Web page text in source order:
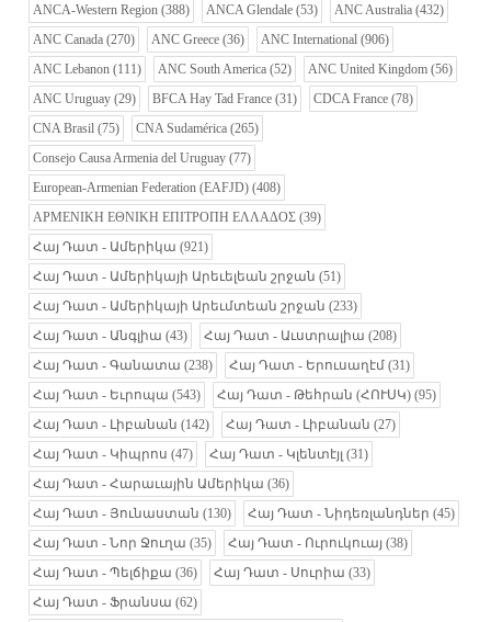
ANCA-Western Region (388) ANCA Glendale (53) ANC Australia (432)
ANC Canada (270) ANC Greece (36) ANC International (906)
ANC Lebanon (111) ANC South America (52) ANC United Kingdom (56)
ANC Uruguay (29) BFCA Hay Tad France (31) CDCA France (78)
CNA Brasil (75) CNA Sudamérica (265)
Consejo Causa Armenia del Uruguay (77)
European-Armenian Federation (EAFJD) (408)
ΑΡΜΕΝΙΚΗ ΕΘΝΙΚΗ ΕΠΙΤΡΟΠΗ ΕΛΛΑΔΟΣ (39)
Հայ Դատ - Ամերիկա (921)
Հայ Դատ - Ամերիկայի Արեւելեան շրջան (51)
Հայ Դատ - Ամերիկայի Արեւմտեան շրջան (233)
Հայ Դատ - Անգլիա (43) Հայ Դատ - Աւստրալիա (208)
Հայ Դատ - Գանատա (238) Հայ Դատ - Երուսաղէմ (31)
Հայ Դատ - Եւրոպա (543) Հայ Դատ - Թեհրան (ՀՈՒՍԿ) (95)
Հայ Դատ - Լիբանան (142) Հայ Դատ - Լիբանան (27)
Հայ Դատ - Կիպրոս (47) Հայ Դատ - Կլենտէյլ (31)
Հայ Դատ - Հարաւային Ամերիկա (36)
Հայ Դատ - Յունաստան (130) Հայ Դատ - Նիդեռլանդներ (45)
Հայ Դատ - Նոր Ջուղա (35) Հայ Դատ - Ուրուկուայ (38)
Հայ Դատ - Պելճիքա (36) Հայ Դատ - Սուրիա (33)
Հայ Դատ - Ֆրանսա (62)